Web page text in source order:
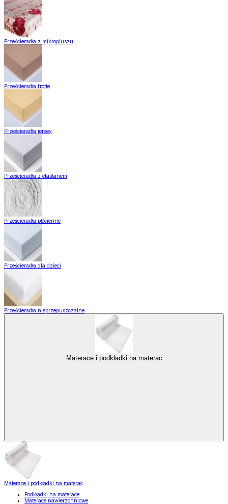
Prześcieradła z mikropluszu
Prześcieradła frotte
Prześcieradła jersey
Prześcieradła z elastanem
Prześcieradła płócienne
Prześcieradła dla dzieci
Prześcieradła nieprzepuszczalne
Materace i podkładki na materac
Materace i podkładki na materac
Podkładki na materace
Materace nawierzchniowe